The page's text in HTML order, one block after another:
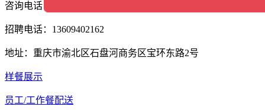
咨询电话：17338388561
招聘电话：13609402162
地址：重庆市渝北区石盘河商务区宝环东路2号
样餐展示
员工/工作餐配送